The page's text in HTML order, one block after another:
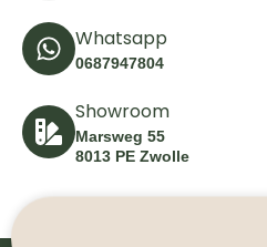
Whatsapp
0687947804
Showroom
Marsweg 55
8013 PE Zwolle